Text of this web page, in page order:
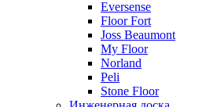
Eversense
Floor Fort
Joss Beaumont
My Floor
Norland
Peli
Stone Floor